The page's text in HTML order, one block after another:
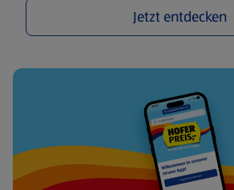
Jetzt entdecken